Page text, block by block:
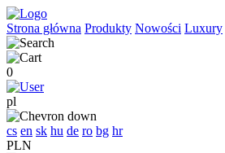
Strona główna Produkty Nowości Luxury
0
pl
cs en sk hu de ro bg hr
PLN